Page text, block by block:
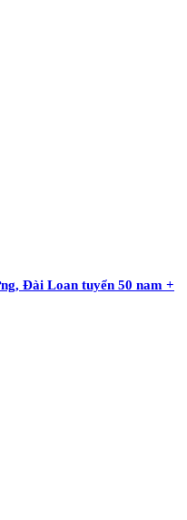
Đài Loan tuyển 50 nam +